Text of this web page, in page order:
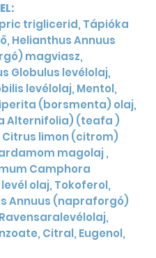
triglicerid, Tápióka
Helianthus Annuus
magviasz,
Globulus levélolaj,
levélolaj, Mentol,
(borsmenta) olaj,
Alternifolia) (teafa )
Citrus limon (citrom)
magolaj ,
Camphora
olaj, Tokoferol,
Annuus (napraforgó)
Citral, Eugenol,